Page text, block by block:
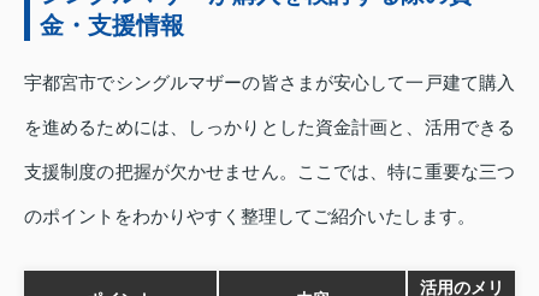
金・支援情報
宇都宮市でシングルマザーの皆さまが安心して一戸建て購入
を進めるためには、しっかりとした資金計画と、活用できる
支援制度の把握が欠かせません。ここでは、特に重要な三つ
のポイントをわかりやすく整理してご紹介いたします。
活用のメリ